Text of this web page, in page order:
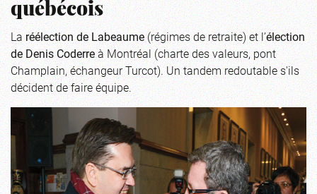
québécois
La réélection de Labeaume(régimes de retraite) et l’élection
de Denis Coderreà Montréal (charte des valeurs, pont
Champlain, échangeur Turcot). Un tandem redoutable s'ils
décident de faire équipe.